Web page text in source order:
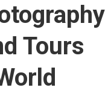
Tours